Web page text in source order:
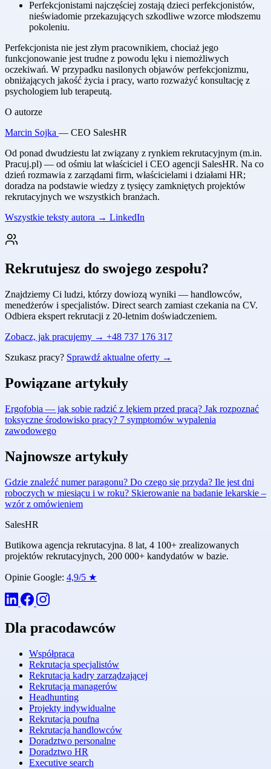
Perfekcjonistami najczęściej zostają dzieci perfekcjonistów,
nieświadomie przekazujących szkodliwe wzorce młodszemu
pokoleniu.
Perfekcjonista nie jest złym pracownikiem, chociaż jego
funkcjonowanie jest trudne z powodu lęku i niemożliwych
oczekiwań. W przypadku nasilonych objawów perfekcjonizmu,
obniżających jakość życia i pracy, warto rozważyć konsultację z
psychologiem lub terapeutą.
O autorze
Marcin Sojka — CEO SalesHR
Od ponad dwudziestu lat związany z rynkiem rekrutacyjnym (m.in.
Pracuj.pl) — od ośmiu lat właściciel i CEO agencji SalesHR. Na co
dzień rozmawia z zarządami firm, właścicielami i działami HR;
doradza na podstawie wiedzy z tysięcy zamkniętych projektów
rekrutacyjnych we wszystkich branżach.
Wszystkie teksty autora → LinkedIn
Rekrutujesz do swojego zespołu?
Znajdziemy Ci ludzi, którzy dowiozą wyniki — handlowców,
menedżerów i specjalistów. Direct search zamiast czekania na CV.
Odbiera ekspert rekrutacji z 20-letnim doświadczeniem.
Zobacz, jak pracujemy → +48 737 176 317
Szukasz pracy? Sprawdź aktualne oferty →
Powiązane artykuły
Ergofobia — jak sobie radzić z lękiem przed pracą? Jak rozpoznać
toksyczne środowisko pracy? 7 symptomów wypalenia
zawodowego
Najnowsze artykuły
Gdzie znaleźć numer paragonu? Do czego się przyda? Ile jest dni
roboczych w miesiącu i w roku? Skierowanie na badanie lekarskie –
wzór z omówieniem
SalesHR
Butikowa agencja rekrutacyjna. 8 lat, 4 100+ zrealizowanych
projektów rekrutacyjnych, 200 000+ kandydatów w bazie.
Opinie Google: 4,9/5 ★
Dla pracodawców
Współpraca
Rekrutacja specjalistów
Rekrutacja kadry zarządzającej
Rekrutacja managerów
Headhunting
Projekty indywidualne
Rekrutacja poufna
Rekrutacja handlowców
Doradztwo personalne
Doradztwo HR
Executive search